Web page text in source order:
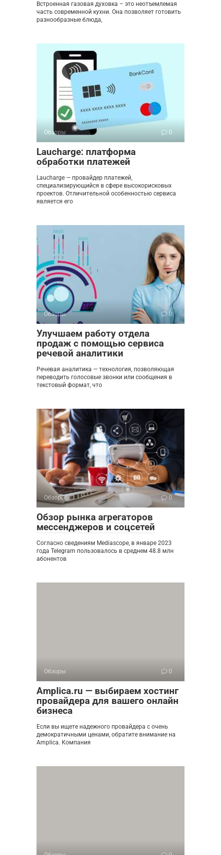
Встроенная газовая духовка – это неотъемлемая
часть современной кухни. Она позволяет готовить
разнообразные блюда,
Обзоры 0
Laucharge: платформа
обработки платежей
Laucharge — провайдер платежей,
специализирующийся в сфере высокорисковых
проектов. Отличительной особенностью сервиса
является его
Обзоры 0
Улучшаем работу отдела
продаж с помощью сервиса
речевой аналитики
Речевая аналитика — технология, позволяющая
переводить голосовые звонки или сообщения в
текстовый формат, что
Обзоры 0
Обзор рынка агрегаторов
мессенджеров и соцсетей
Согласно сведениям Mediascope, в январе 2023
года Telegram пользовалось в среднем 48.8 млн
абонентов
Обзоры 0
Amplica.ru — выбираем хостинг
провайдера для вашего онлайн
бизнеса
Если вы ищете надежного провайдера с очень
демократичными ценами, обратите внимание на
Amplica. Компания